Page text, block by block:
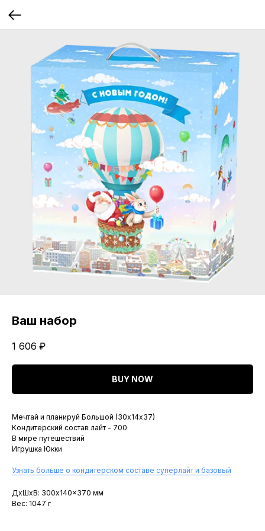
Ваш набор
1 606 ₽
BUY NOW
Мечтай и планируй Большой (30х14х37)
Кондитерский состав лайт - 700
В мире путешествий
Игрушка Юкки
Узнать больше о кондитерском составе суперлайт и базовый
ДxШxВ: 300x140x370 мм
Вес: 1047 г